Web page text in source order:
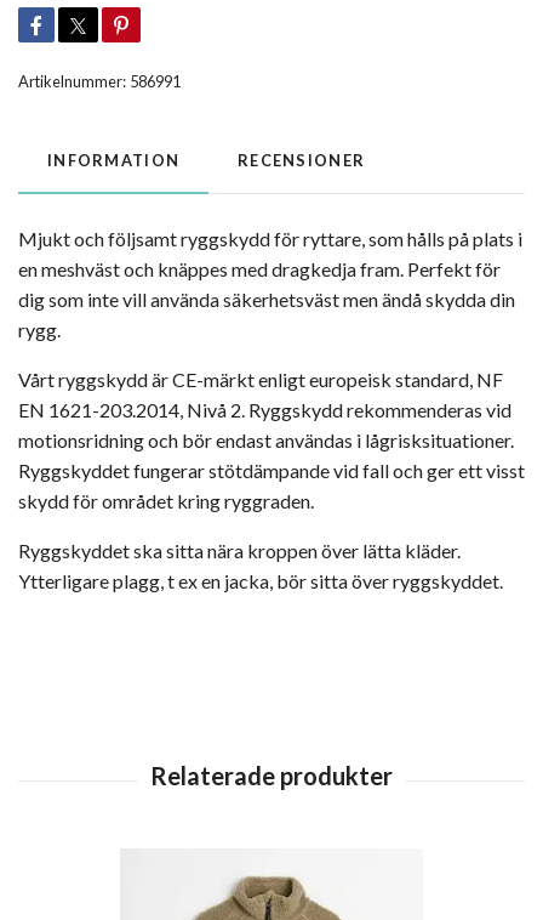
Artikelnummer: 586991
INFORMATION RECENSIONER
Mjukt och följsamt ryggskydd för ryttare, som hålls på plats i
en meshväst och knäppes med dragkedja fram. Perfekt för
dig som inte vill använda säkerhetsväst men ändå skydda din
rygg.
Vårt ryggskydd är CE-märkt enligt europeisk standard, NF
EN 1621-203.2014, Nivå 2. Ryggskydd rekommenderas vid
motionsridning och bör endast användas i lågrisksituationer.
Ryggskyddet fungerar stötdämpande vid fall och ger ett visst
skydd för området kring ryggraden.
Ryggskyddet ska sitta nära kroppen över lätta kläder.
Ytterligare plagg, t ex en jacka, bör sitta över ryggskyddet.